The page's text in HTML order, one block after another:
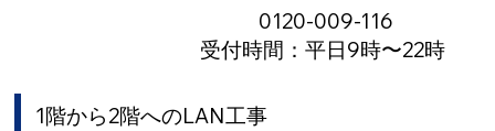
0120-009-116
受付時間：平日9時〜22時
1階から2階へのLAN工事